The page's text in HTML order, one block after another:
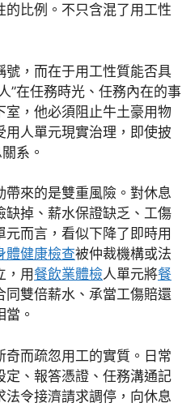
比例。不只含混了用工性
，而在于用工性質能否具
”在任務時光、任務內在的事
，他必須阻止牛土豪用物
人單元現實治理，即使披
系。
來的是雙重風險。對休息
掉、薪水保證缺乏、工傷
而言，看似下降了即時用
體健康檢查被仲裁機構或法
，用餐飲業體檢人單元將餐
雙倍薪水、承當工傷賠還
。
而疏忽用工的實質。日常
定、報答憑證、任務溝通記
令接濟請求調停，向休息